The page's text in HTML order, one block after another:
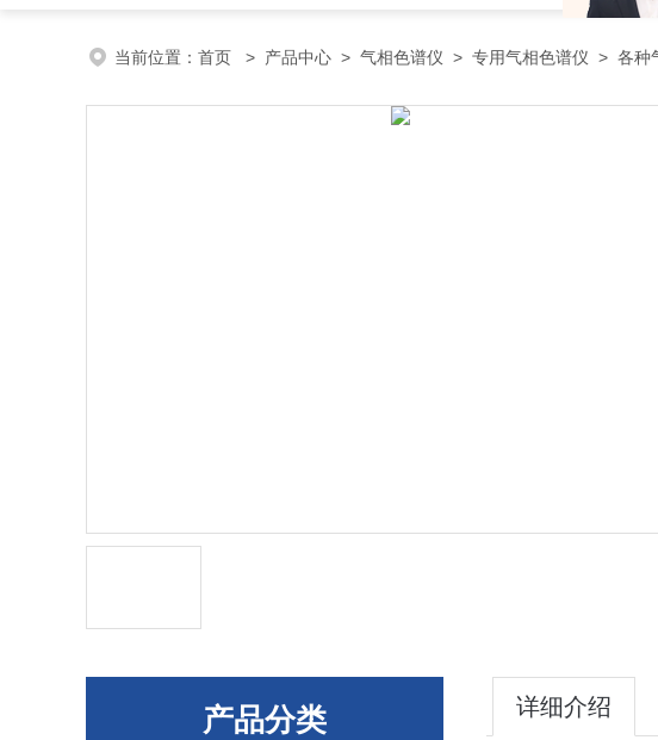
当前位置： 首页 > 产品中心 > 气相色谱仪 > 专用气相色谱仪 > 各种
产品分类 详细介绍